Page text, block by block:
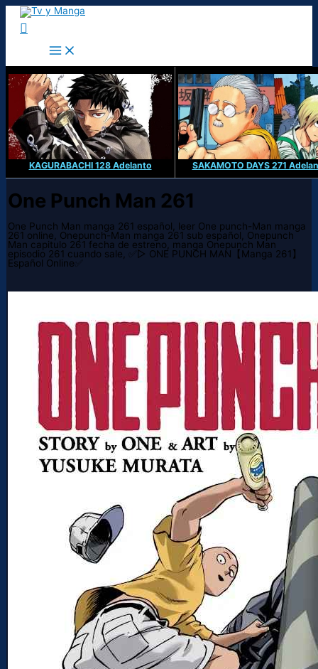
Ir
contenido
Buscar
KAGURABACHI 128 Adelanto SAKAMOTO DAYS 271
One Punch Man 261
One Punch Man manga 261 español, leer One punch-Man manga
261 online, Onepunch-Man manga 261 sub español, Onepunch
Man capitulo 261 fecha de estreno, manga Onepunch Man
episodio 261 cuando sale, ✅▷ ONE PUNCH MAN【Manga 261】
Español Online✅